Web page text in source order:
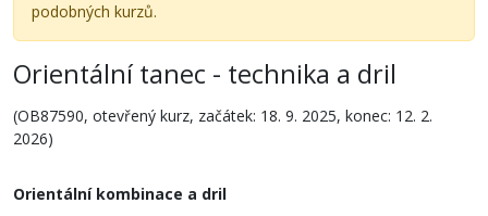
podobných kurzů.
Orientální tanec - technika a dril
(OB87590, otevřený kurz, začátek: 18. 9. 2025, konec: 12. 2.
2026)
Orientální kombinace a dril